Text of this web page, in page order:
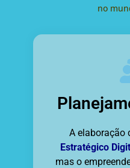
no
A elaboração
Estratégico
mas o